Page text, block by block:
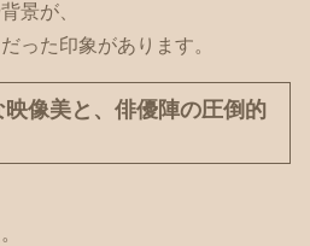
景が、
った印象があります。
像美と、俳優陣の圧倒的